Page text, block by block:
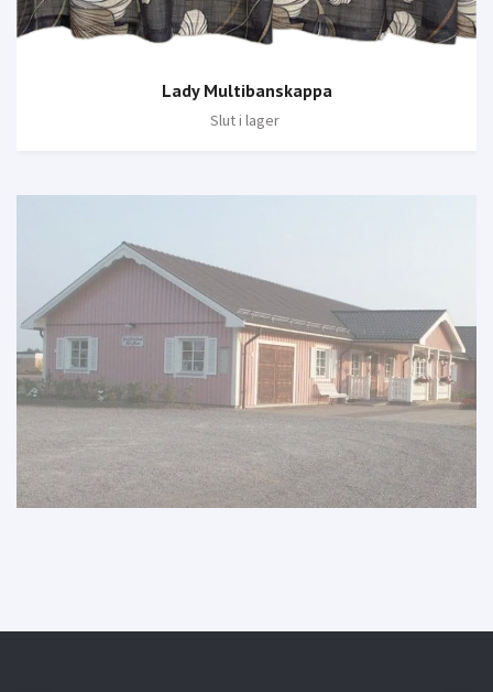
Lady Multibanskappa
Slut i lager